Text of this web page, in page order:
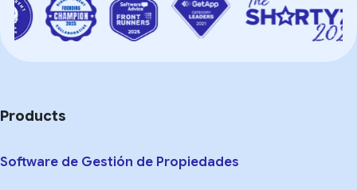
Products
Software de Gestión de Propiedades